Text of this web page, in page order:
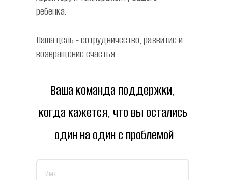
ребенка.
Наша цель - сотрудничество, развитие и
возвращение счастья
Ваша команда поддержки,
когда кажется, что вы остались
один на один с проблемой